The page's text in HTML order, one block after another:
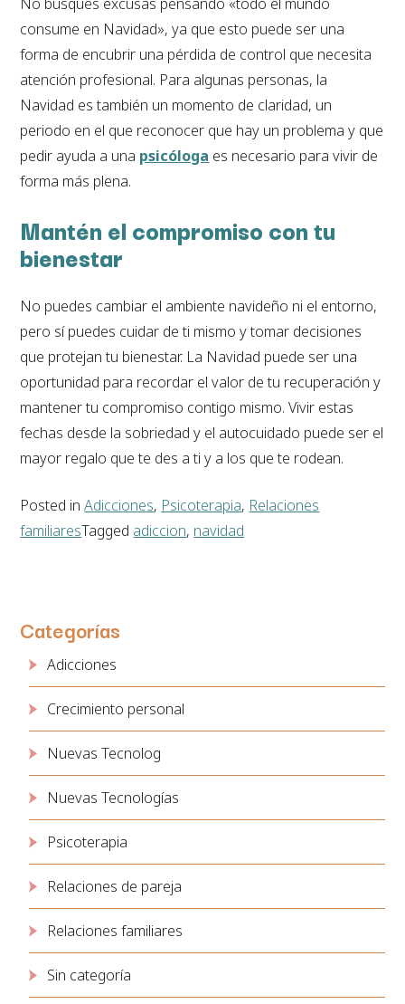
consume en Navidad», ya que esto puede ser una
forma de encubrir una pérdida de control que necesita
atención profesional. Para algunas personas, la
Navidad es también un momento de claridad, un
periodo en el que reconocer que hay un problema y que
pedir ayuda a una psicóloga es necesario para vivir de
forma más plena.
Mantén el compromiso con tu
bienestar
No puedes cambiar el ambiente navideño ni el entorno,
pero sí puedes cuidar de ti mismo y tomar decisiones
que protejan tu bienestar. La Navidad puede ser una
oportunidad para recordar el valor de tu recuperación y
mantener tu compromiso contigo mismo. Vivir estas
fechas desde la sobriedad y el autocuidado puede ser el
mayor regalo que te des a ti y a los que te rodean.
Posted inAdicciones, Psicoterapia, Relaciones
familiaresTagged adiccion, navidad
Categorías
Adicciones
Crecimiento personal
Nuevas Tecnolog
Nuevas Tecnologías
Psicoterapia
Relaciones de pareja
Relaciones familiares
Sin categoría